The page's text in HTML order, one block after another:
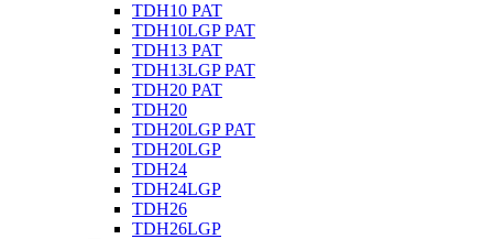
TDH10 PAT
TDH10LGP PAT
TDH13 PAT
TDH13LGP PAT
TDH20 PAT
TDH20
TDH20LGP PAT
TDH20LGP
TDH24
TDH24LGP
TDH26
TDH26LGP